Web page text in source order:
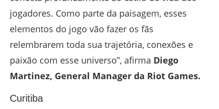
jogadores. Como parte da paisagem, esses
elementos do jogo vão fazer os fãs
relembrarem toda sua trajetória, conexões e
paixão com esse universo”, afirma Diego
Martinez, General Manager da Riot Games.
Curitiba